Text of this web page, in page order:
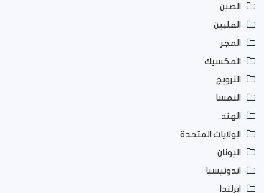
الصين
الفلبين
المجر
المكسيك
النرويج
النمسا
الهند
الولايات المتحدة
اليونان
اندونيسيا
ايرلندا